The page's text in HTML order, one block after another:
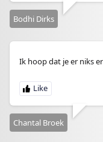
Bodhi Dirks
Ik hoop dat je er niks
Chantal Broek